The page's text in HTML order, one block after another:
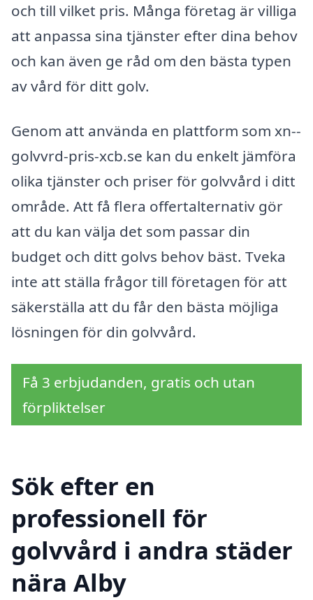
och till vilket pris. Många företag är villiga
att anpassa sina tjänster efter dina behov
och kan även ge råd om den bästa typen
av vård för ditt golv.
Genom att använda en plattform som xn--
golvvrd-pris-xcb.se kan du enkelt jämföra
olika tjänster och priser för golvvård i ditt
område. Att få flera offertalternativ gör
att du kan välja det som passar din
budget och ditt golvs behov bäst. Tveka
inte att ställa frågor till företagen för att
säkerställa att du får den bästa möjliga
lösningen för din golvvård.
Få 3 erbjudanden, gratis och utan
förpliktelser
Sök efter en
professionell för
golvvård i andra städer
nära Alby